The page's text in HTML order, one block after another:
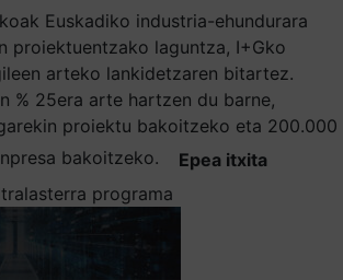
Euskadiko industria-ehundurara
proiektuentzako laguntza, I+Gko
arteko lankidetzaren bitartez.
% 25era arte hartzen du barne,
proiektu bakoitzeko eta 200.000
bakoitzeko.
Epea itxita
programa